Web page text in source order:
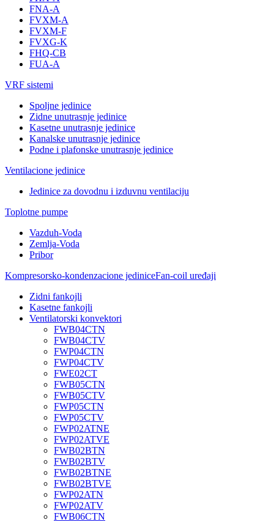
FNA-A
FVXM-A
FVXM-F
FVXG-K
FHQ-CB
FUA-A
VRF sistemi
Spoljne jedinice
Zidne unutrasnje jedinice
Kasetne unutrasnje jedinice
Kanalske unutrasnje jedinice
Podne i plafonske unutrasnje jedinice
Ventilacione jedinice
Jedinice za dovodnu i izduvnu ventilaciju
Toplotne pumpe
Vazduh-Voda
Zemlja-Voda
Pribor
Kompresorsko-kondenzacione jediniceFan-coil uređaji
Zidni fankojli
Kasetne fankojli
Ventilatorski konvektori
FWB04CTN
FWB04CTV
FWP04CTN
FWP04CTV
FWE02CT
FWB05CTN
FWB05CTV
FWP05CTN
FWP05CTV
FWP02ATNE
FWP02ATVE
FWB02BTN
FWB02BTV
FWB02BTNE
FWB02BTVE
FWP02ATN
FWP02ATV
FWB06CTN